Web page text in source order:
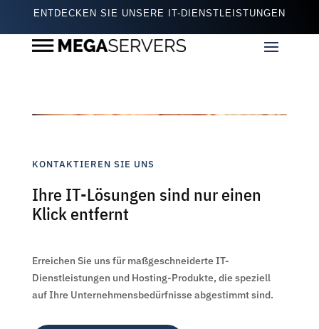
ENTDECKEN SIE UNSERE IT-DIENSTLEISTUNGEN
KONTAKTIEREN SIE UNS
Ihre IT-Lösungen sind nur einen
Klick entfernt
Erreichen Sie uns für maßgeschneiderte IT-
Dienstleistungen und Hosting-Produkte, die speziell
auf Ihre Unternehmensbedürfnisse abgestimmt sind.